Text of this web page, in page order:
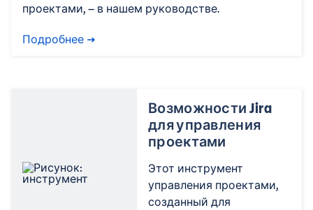
проектами, — в нашем руководстве.
Подробнее
Возможности Jira
для управления
проектами
Этот инструмент
управления проектами,
созданный для